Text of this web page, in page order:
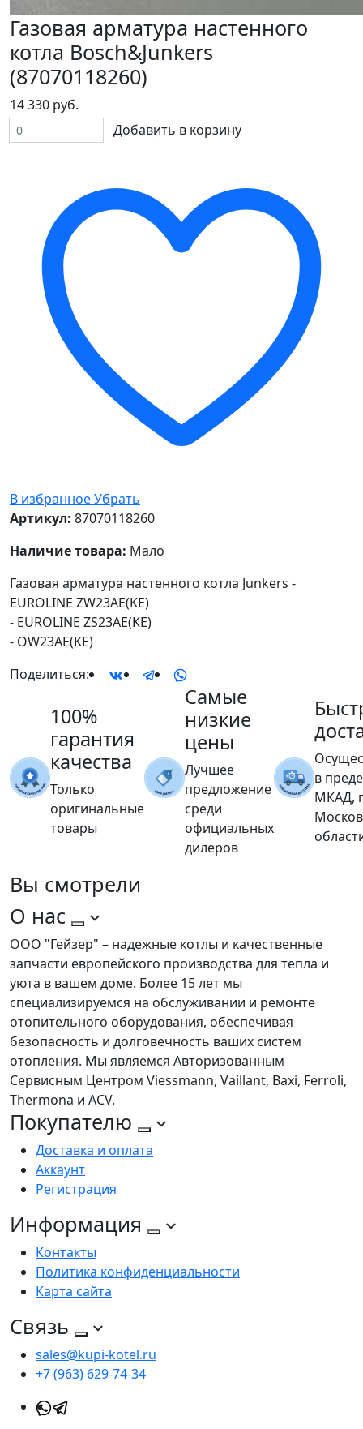
Газовая арматура настенного
котла Bosch&Junkers
(87070118260)
14 330 руб.
Добавить в корзину
В избранноеУбрать
Артикул: 87070118260
Наличие товара: Мало
Газовая арматура настенного котла Junkers -
EUROLINE ZW23AE(KE)
- EUROLINE ZS23AE(KE)
- OW23AE(KE)
Поделиться:
100%
гарантия
качества
Только
оригинальные
товары
Самые
низкие
цены
Лучшее
предложение
среди
официальных
дилеров
в
МКАД,
Вы смотрели
О нас
ООО "Гейзер" – надежные котлы и качественные
запчасти европейского производства для тепла и
уюта в вашем доме. Более 15 лет мы
специализируемся на обслуживании и ремонте
отопительного оборудования, обеспечивая
безопасность и долговечность ваших систем
отопления. Мы являемся Авторизованным
Сервисным Центром Viessmann, Vaillant, Baxi, Ferroli,
Thermona и ACV.
Покупателю
Доставка и оплата
Аккаунт
Регистрация
Информация
Контакты
Политика конфиденциальности
Карта сайта
Связь
sales@kupi-kotel.ru
+7 (963) 629-74-34